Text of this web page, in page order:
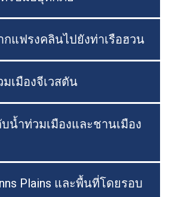
แฟรงคลินไปยังท่าเรือฮวน
เมืองจีเวสตัน
น้ำท่วมเมืองและชานเมือง
Plains และพื้นที่โดยรอบ